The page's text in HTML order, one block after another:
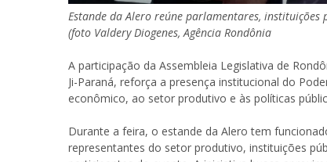
Estande da Alero reúne parlamentares,
(foto Valdery Diogenes, Agência Rondônia
A participação da Assembleia Legislativa de
Ji-Paraná, reforça a presença institucional do
econômico, ao setor produtivo e às políticas
Durante a feira, o estande da Alero tem
representantes do setor produtivo, instituições